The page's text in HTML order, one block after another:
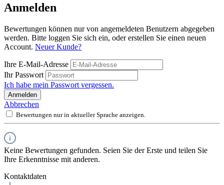
Anmelden
Bewertungen können nur von angemeldeten Benutzern abgegeben
werden. Bitte loggen Sie sich ein, oder erstellen Sie einen neuen
Account. Neuer Kunde?
Ihre E-Mail-Adresse
Ihr Passwort
Ich habe mein Passwort vergessen.
Anmelden
Abbrechen
Bewertungen nur in aktueller Sprache anzeigen.
Keine Bewertungen gefunden. Seien Sie der Erste und teilen Sie
Ihre Erkenntnisse mit anderen.
Kontaktdaten